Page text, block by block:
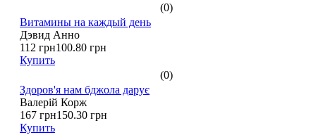
(0)
Витамины на каждый день
Дэвид Анно
112 грн100.80 грн
Купить
(0)
Здоров'я нам бджола дарує
Валерій Корж
167 грн150.30 грн
Купить